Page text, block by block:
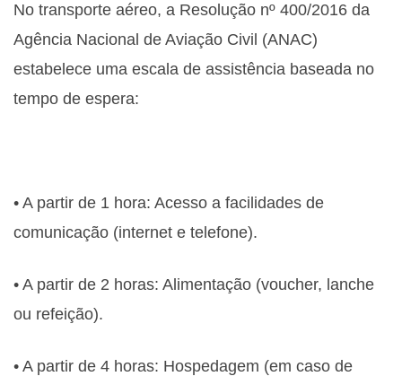
No transporte aéreo, a Resolução nº 400/2016 da
Agência Nacional de Aviação Civil (ANAC)
estabelece uma escala de assistência baseada no
tempo de espera:
• A partir de 1 hora: Acesso a facilidades de
comunicação (internet e telefone).
• A partir de 2 horas: Alimentação (voucher, lanche
ou refeição).
• A partir de 4 horas: Hospedagem (em caso de